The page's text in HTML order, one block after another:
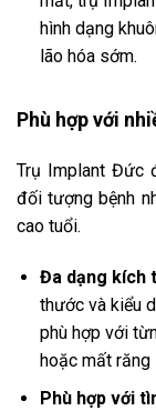
hình dạng
lão hóa sớm.
Phù hợp với
Trụ Implant Đức
đối tượng bệnh
cao tuổi.
Đa dạng kích
thước và kiểu
phù hợp với
hoặc mất răng
Phù hợp với